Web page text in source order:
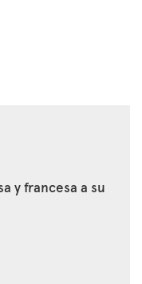
y francesa a su